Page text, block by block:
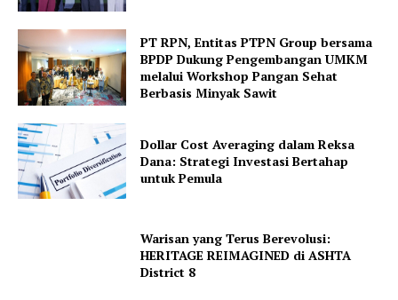
PT RPN, Entitas PTPN Group bersama
BPDP Dukung Pengembangan UMKM
melalui Workshop Pangan Sehat
Berbasis Minyak Sawit
Dollar Cost Averaging dalam Reksa
Dana: Strategi Investasi Bertahap
untuk Pemula
Warisan yang Terus Berevolusi:
HERITAGE REIMAGINED di ASHTA
District 8